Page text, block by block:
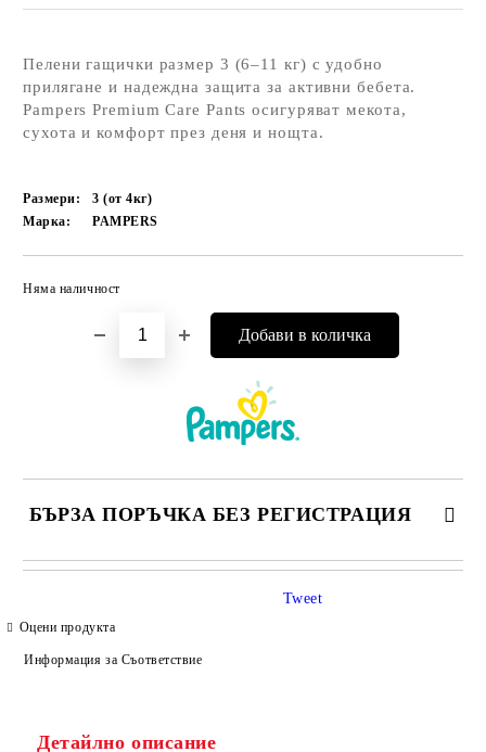
Пелени гащички размер 3 (6–11 кг) с удобно
прилягане и надеждна защита за активни бебета.
Pampers Premium Care Pants осигуряват мекота,
сухота и комфорт през деня и нощта.
Размери:
3 (от 4кг)
Марка:
PAMPERS
Няма наличност
БЪРЗА ПОРЪЧКА БЕЗ РЕГИСТРАЦИЯ
САМО ПОПЪЛНЕТЕ 4 ПОЛЕТА
Оцени продукта
Информация за Съответствие
Tweet
Детайлно описание